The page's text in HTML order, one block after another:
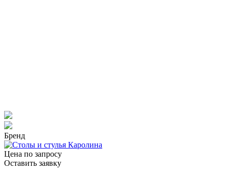
Бренд
Цена по запросу
Оставить заявку